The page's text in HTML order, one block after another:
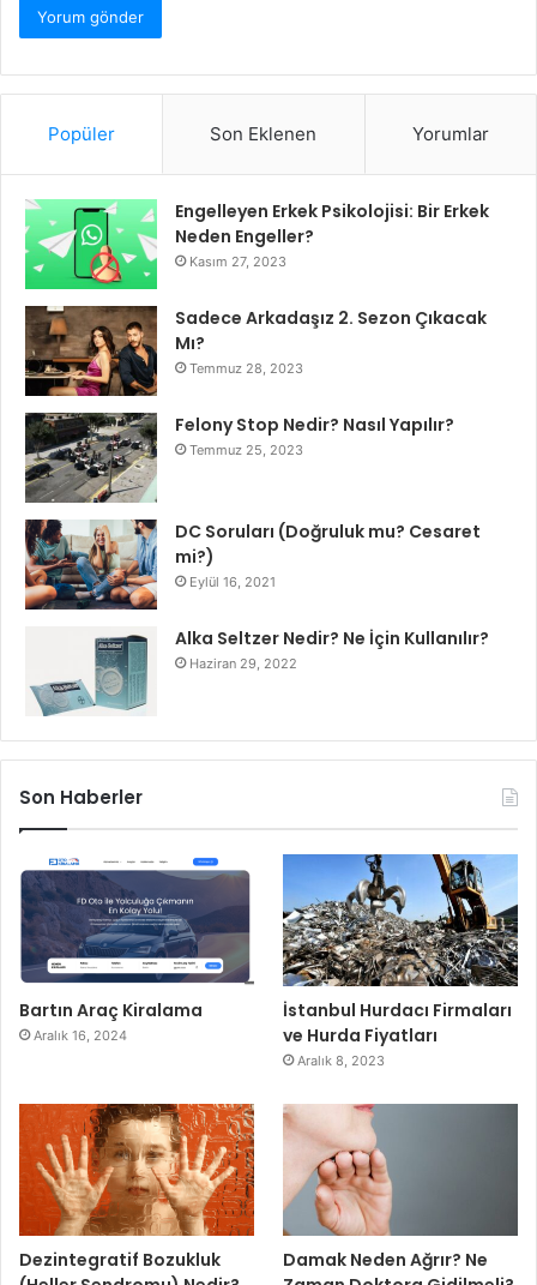
Popüler Son Eklenen Yorumlar
Engelleyen Erkek Psikolojisi: Bir Erkek
Neden Engeller?
Kasım 27, 2023
Sadece Arkadaşız 2. Sezon Çıkacak
Mı?
Temmuz 28, 2023
Felony Stop Nedir? Nasıl Yapılır?
Temmuz 25, 2023
DC Soruları (Doğruluk mu? Cesaret
mi?)
Eylül 16, 2021
Alka Seltzer Nedir? Ne İçin Kullanılır?
Haziran 29, 2022
Son Haberler
Bartın Araç Kiralama
Aralık 16, 2024
İstanbul Hurdacı Firmaları
ve Hurda Fiyatları
Aralık 8, 2023
Dezintegratif Bozukluk
Damak Neden Ağrır? Ne